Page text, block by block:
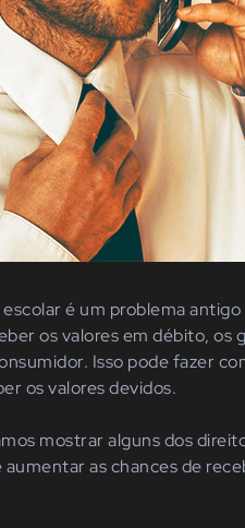
é um problema
os valores em débito,
Isso pode fazer
os valores devidos.
mostrar alguns dos
as chances de